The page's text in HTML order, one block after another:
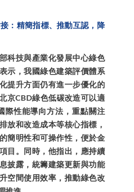
：精簡指標、推動互認，降
科技與產業化發展中心綠色
示，我國綠色建築評價體系
提升方面仍有進一步優化的
京CBD綠色低碳改造可以適
際性能導向方法，重點關注
放和改造成本等核心指標，
簡明性和可操作性，便於金
目。同時，他指出，應持續
披露，統籌建築更新與功能
空間使用效率，推動綠色改